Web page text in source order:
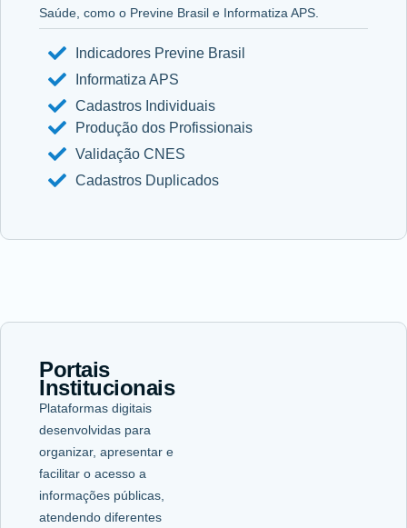
Saúde, como o Previne Brasil e Informatiza APS.
Indicadores Previne Brasil
Informatiza APS
Cadastros Individuais
Produção dos Profissionais
Validação CNES
Cadastros Duplicados
Portais
Institucionais
Plataformas digitais
desenvolvidas para
organizar, apresentar e
facilitar o acesso a
informações públicas,
atendendo diferentes